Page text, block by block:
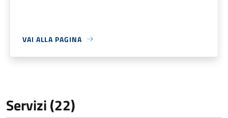
VAI ALLA PAGINA
Servizi (22)